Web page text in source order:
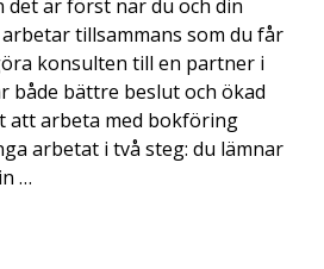
det är först när du och din
tillsammans som du får
konsulten till en partner i
både bättre beslut och ökad
att arbeta med bokföring
arbetat i två steg: du lämnar
…